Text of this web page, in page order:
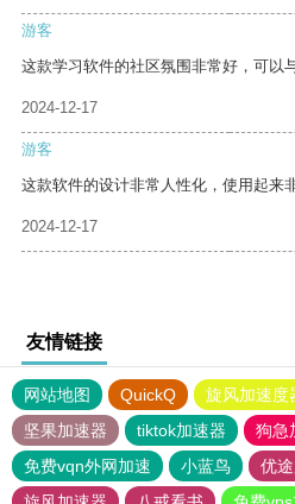
游客
这款学习软件的社区氛围非常好，可以
2024-12-17
游客
这款软件的设计非常人性化，使用起来
2024-12-17
友情链接
网站地图 QuickQ 旋风加速度
坚果加速器
tiktok加速器
狗急
免费vqn外网加速
小蓝鸟 优